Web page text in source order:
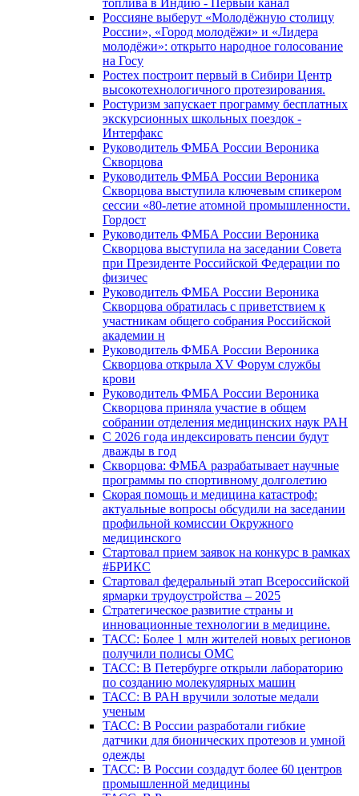
топлива в Индию - Первый канал
Россияне выберут «Молодёжную столицу
России», «Город молодёжи» и «Лидера
молодёжи»: открыто народное голосование
на Госу
Ростех построит первый в Сибири Центр
высокотехнологичного протезирования.
Ростуризм запускает программу бесплатных
экскурсионных школьных поездок -
Интерфакс
Руководитель ФМБА России Вероника
Скворцова
Руководитель ФМБА России Вероника
Скворцова выступила ключевым спикером
сессии «80-летие атомной промышленности.
Гордост
Руководитель ФМБА России Вероника
Скворцова выступила на заседании Совета
при Президенте Российской Федерации по
физичес
Руководитель ФМБА России Вероника
Скворцова обратилась с приветствием к
участникам общего собрания Российской
академии н
Руководитель ФМБА России Вероника
Скворцова открыла XV Форум службы
крови
Руководитель ФМБА России Вероника
Скворцова приняла участие в общем
собрании отделения медицинских наук РАН
С 2026 года индексировать пенсии будут
дважды в год
Скворцова: ФМБА разрабатывает научные
программы по спортивному долголетию
Скорая помощь и медицина катастроф:
актуальные вопросы обсудили на заседании
профильной комиссии Окружного
медицинского
Стартовал прием заявок на конкурс в рамках
#БРИКС
Стартовал федеральный этап Всероссийской
ярмарки трудоустройства – 2025
Стратегическое развитие страны и
инновационные технологии в медицине.
ТАСС: Более 1 млн жителей новых регионов
получили полисы ОМС
ТАСС: В Петербурге открыли лабораторию
по созданию молекулярных машин
ТАСС: В РАН вручили золотые медали
ученым
ТАСС: В России разработали гибкие
датчики для бионических протезов и умной
одежды
ТАСС: В России создадут более 60 центров
промышленной медицины